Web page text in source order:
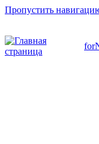
Пропустить